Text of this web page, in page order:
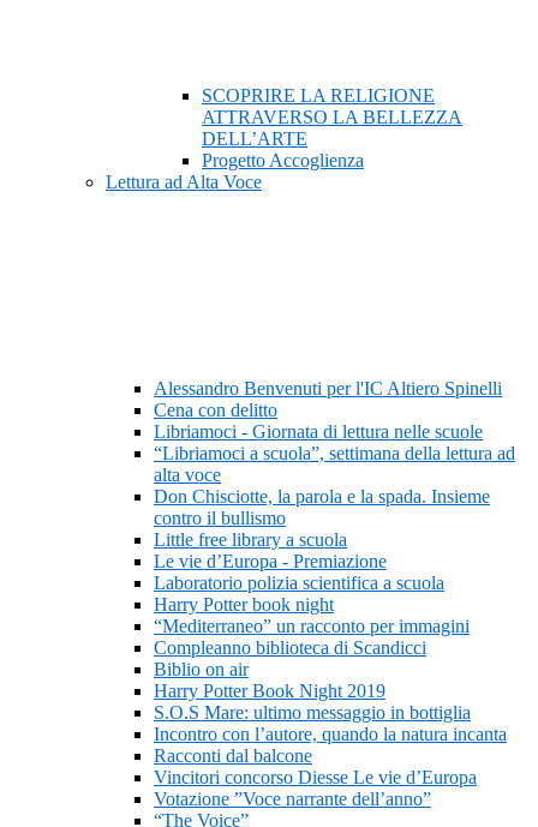
SCOPRIRE LA RELIGIONE
ATTRAVERSO LA BELLEZZA
DELL’ARTE
Progetto Accoglienza
Lettura ad Alta Voce
Alessandro Benvenuti per l'IC Altiero Spinelli
Cena con delitto
Libriamoci - Giornata di lettura nelle scuole
“Libriamoci a scuola”, settimana della lettura ad
alta voce
Don Chisciotte, la parola e la spada. Insieme
contro il bullismo
Little free library a scuola
Le vie d’Europa - Premiazione
Laboratorio polizia scientifica a scuola
Harry Potter book night
“Mediterraneo” un racconto per immagini
Compleanno biblioteca di Scandicci
Biblio on air
Harry Potter Book Night 2019
S.O.S Mare: ultimo messaggio in bottiglia
Incontro con l’autore, quando la natura incanta
Racconti dal balcone
Vincitori concorso Diesse Le vie d’Europa
Votazione ”Voce narrante dell’anno”
“The Voice”